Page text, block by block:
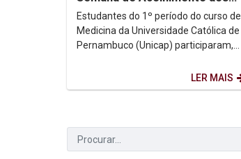
Estudantes
Estudantes do 1º período do curso de
Medicina da Universidade Católica de
Pernambuco (Unicap) participaram,
LER MAIS